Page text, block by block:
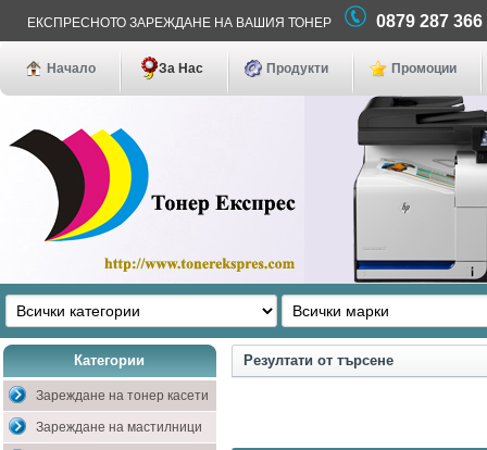
ЕКСПРЕСНОТО ЗАРЕЖДАНЕ НА ВАШИЯ ТОНЕР 0879 287
Начало За Нас Продукти Промоции
Категории
Зареждане на тонер касети
Зареждане на мастилници
Резултати от търсене